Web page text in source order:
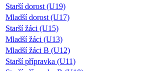
Starší dorost (U19)
Mladší dorost (U17)
Starší žáci (U15)
Mladší žáci (U13)
Mladší žáci B (U12)
Starší přípravka (U11)